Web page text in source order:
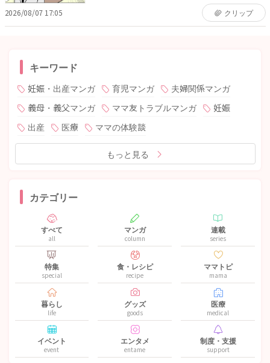
2026/08/07 17:05 クリップ
キーワード
妊娠・出産マンガ 育児マンガ
夫婦関係マンガ
義母・義父マンガ
ママ友トラブルマンガ
妊娠
出産
医療 ママの体験談
もっと見る
カテゴリー
すべて
all
マンガ
column
連載
series
特集
special
食・レシピ
recipe
ママトピ
mama
暮らし
life
グッズ
goods
医療
medical
イベント
event
エンタメ
entame
制度・支援
support